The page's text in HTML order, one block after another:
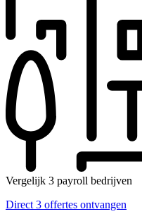
Vergelijk 3 payroll bedrijven
Direct 3 offertes ontvangen